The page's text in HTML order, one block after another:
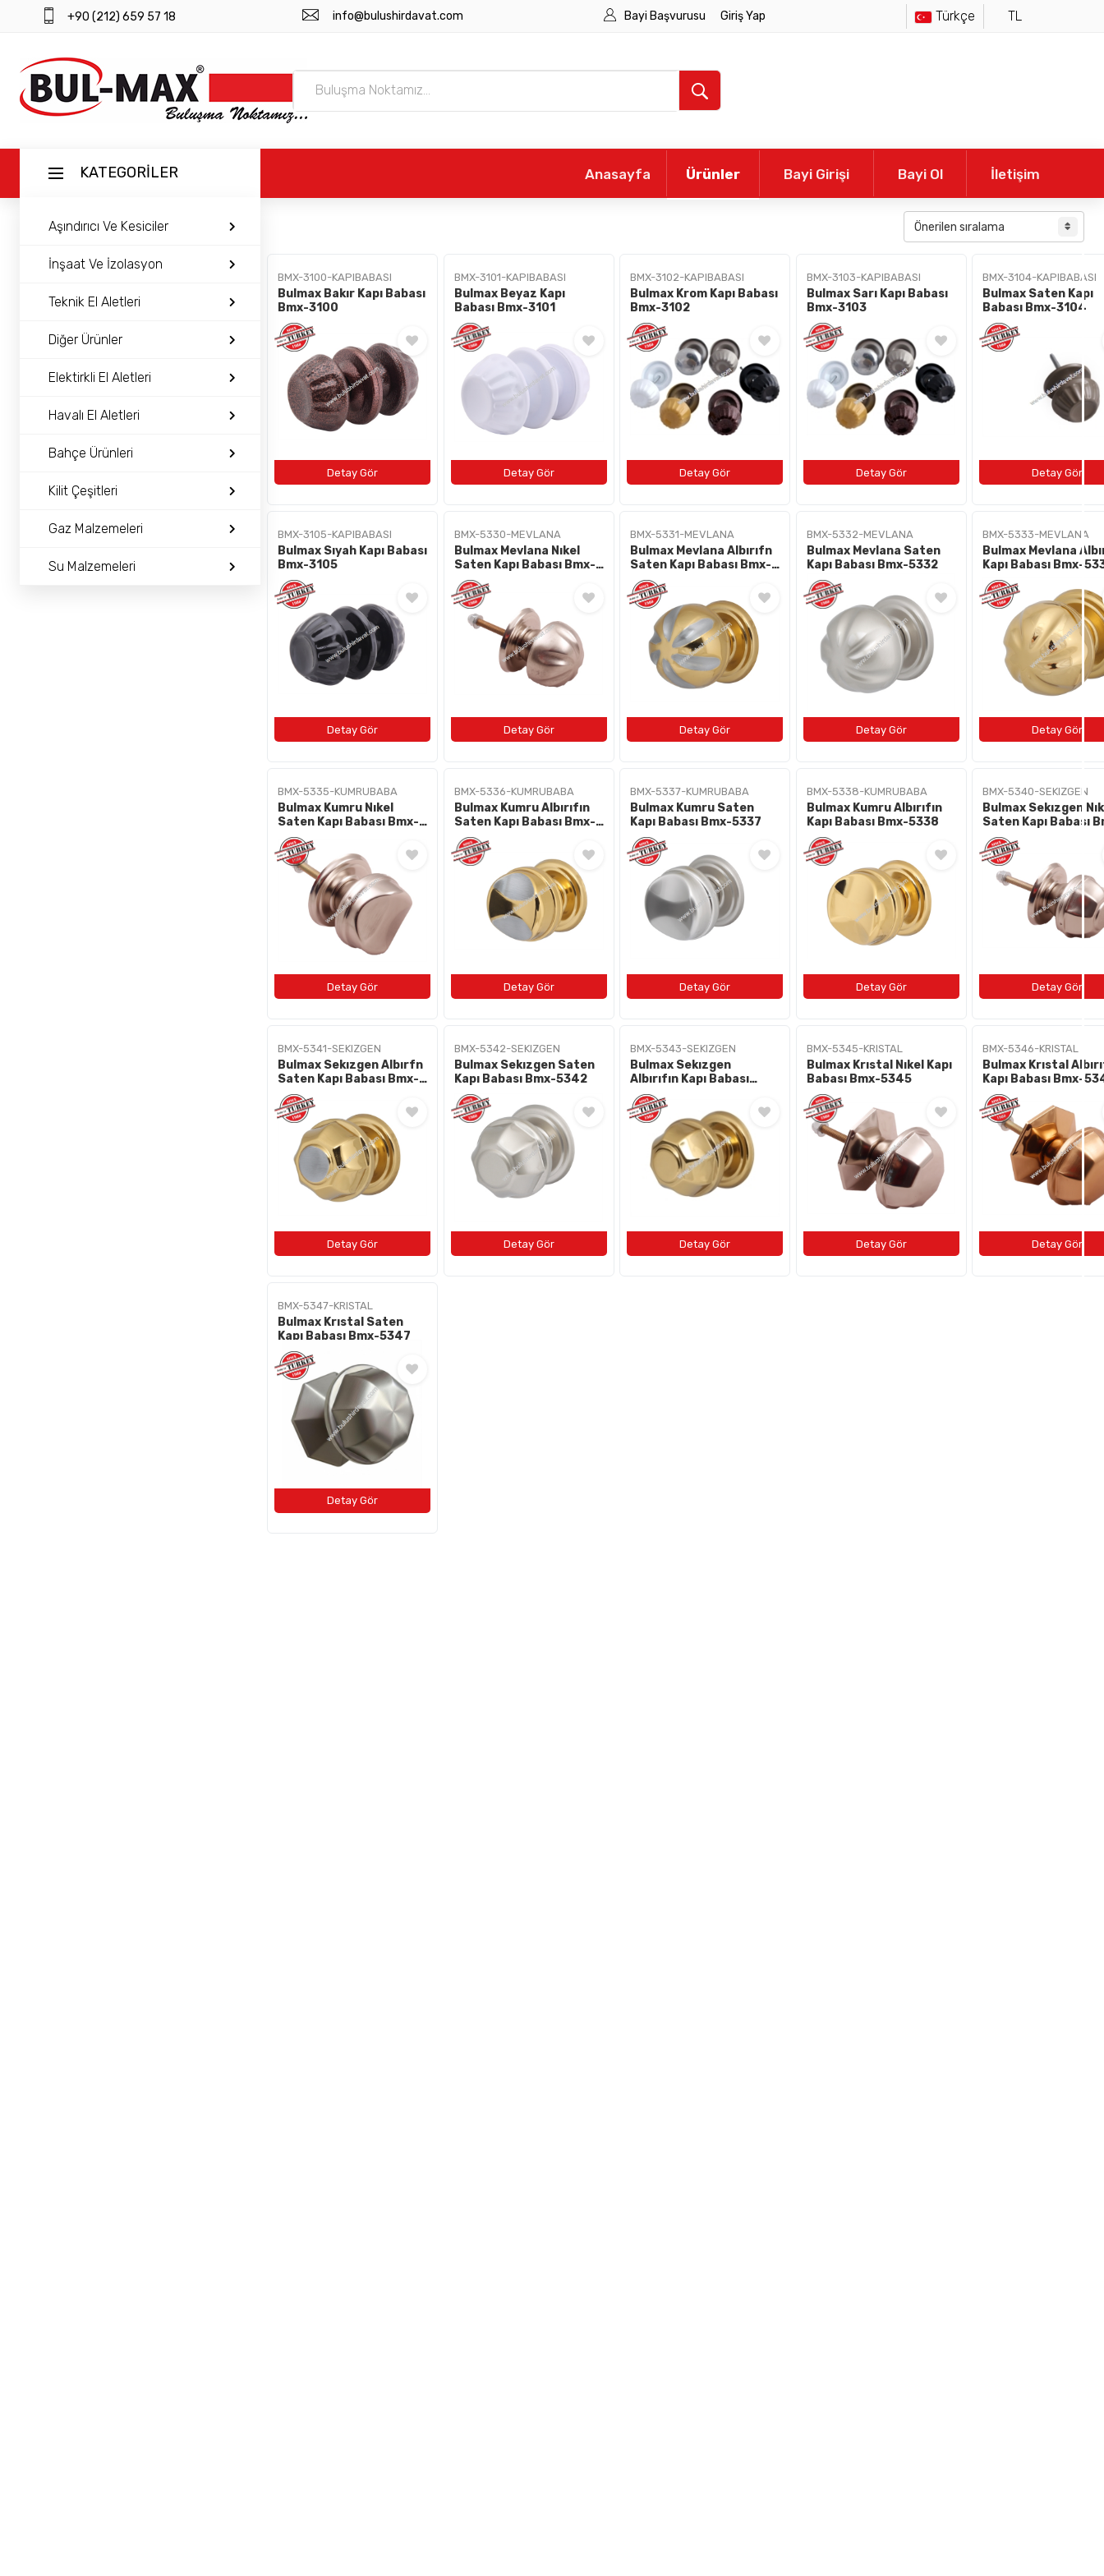
+90 (212) 659 57 18 info@bulushirdavat.com Bayi Başvurusu Giriş Yap Türkçe TL
KATEGORİLER
Aşındırıcı Ve Kesiciler
İnşaat Ve İzolasyon
Teknik El Aletleri
Diğer Ürünler
Elektirkli El Aletleri
Havalı El Aletleri
Bahçe Ürünleri
Kilit Çeşitleri
Gaz Malzemeleri
Su Malzemeleri
Anasayfa Ürünler Bayi Girişi Bayi Ol İletişim
İLETIŞIM
+90 (212) 659 57 18 info@bulushirdavat.com
BMX-3100-KAPIBABASI
Bulmax Bakır Kapı Babası
Bmx-3100
BMX-3101-KAPIBABASI
Bulmax Beyaz Kapı
Babası Bmx-3101
BMX-3102-KAPIBABASI
Bulmax Krom Kapı Babası
Bmx-3102
BMX-3103-KAPIBABASI
Bulmax Sarı Kapı Babası
Bmx-3103
BMX-3104-KAPIBABASI
Bulmax Saten Kapı
Babası Bmx-3104
BMX-3105-KAPIBABASI
Bulmax Sıyah Kapı Babası
Bmx-3105
BMX-5330-MEVLANA
Bulmax Mevlana Nıkel
Saten Kapı Babası Bmx-
5330
BMX-5331-MEVLANA
Bulmax Mevlana Albırıfn
Saten Kapı Babası Bmx-
5331
BMX-5332-MEVLANA
Bulmax Mevlana Saten
Kapı Babası Bmx-5332
BMX-5333-MEVLANA
Bulmax Mevlana
Kapı Babası Bmx-
BMX-5335-KUMRUBABA
Bulmax Kumru Nıkel
Saten Kapı Babası Bmx-
5335
BMX-5336-KUMRUBABA
Bulmax Kumru Albırıfın
Saten Kapı Babası Bmx-
5336
BMX-5337-KUMRUBABA
Bulmax Kumru Saten
Kapı Babası Bmx-5337
BMX-5338-KUMRUBABA
Bulmax Kumru Albırıfın
Kapı Babası Bmx-5338
BMX-5340-SEKIZGEN
Bulmax Sekızgen
Saten Kapı Babası
5340
BMX-5341-SEKIZGEN
Bulmax Sekızgen Albırfn
Saten Kapı Babası Bmx-
5341
BMX-5342-SEKIZGEN
Bulmax Sekızgen Saten
Kapı Babası Bmx-5342
BMX-5343-SEKIZGEN
Bulmax Sekızgen
Albırıfın Kapı Babası
Bmx-5343
BMX-5345-KRISTAL
Bulmax Krıstal Nıkel Kapı
Babası Bmx-5345
BMX-5346-KRISTAL
Bulmax Krıstal
Kapı Babası Bmx-
BMX-5347-KRISTAL
Bulmax Krıstal Saten
Kapı Babası Bmx-5347